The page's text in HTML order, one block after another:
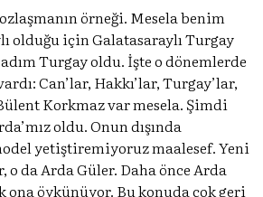
örneği. Mesela benim
olduğu için Galatasaraylı Turgay
Turgay oldu. İşte o dönemlerde
Can’lar, Hakkı’lar, Turgay’lar,
Korkmaz var mesela. Şimdi
oldu. Onun dışında
yetiştiremiyoruz maalesef. Yeni
da Arda Güler. Daha önce Arda
ona öykünüyor. Bu konuda çok geri